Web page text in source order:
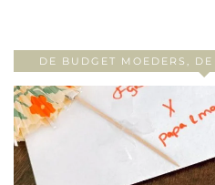
DE BUDGET MOEDERS,